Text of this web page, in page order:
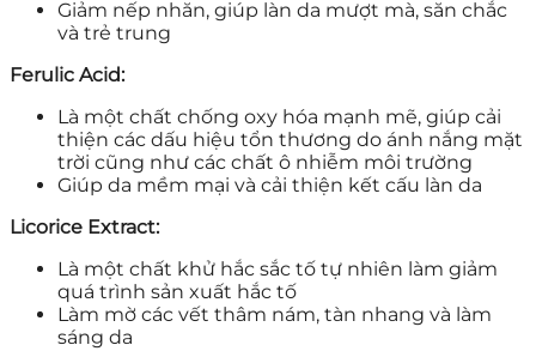
Giảm nếp nhăn, giúp làn da mượt mà, săn chắc
và trẻ trung
Ferulic Acid:
Là một chất chống oxy hóa mạnh mẽ, giúp cải
thiện các dấu hiệu tổn thương do ánh nắng mặt
trời cũng như các chất ô nhiễm môi trường
Giúp da mềm mại và cải thiện kết cấu làn da
Licorice Extract:
Là một chất khử hắc sắc tố tự nhiên làm giảm
quá trình sản xuất hắc tố
Làm mờ các vết thâm nám, tàn nhang và làm
sáng da